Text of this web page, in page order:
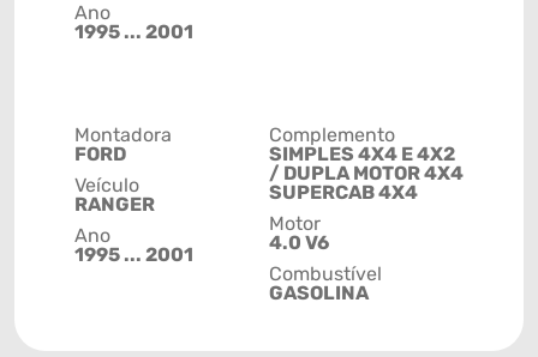
Ano
1995 ... 2001
Montadora
FORD
Veículo
RANGER
Ano
1995 ... 2001
Complemento
SIMPLES 4X4 E 4X2
/ DUPLA MOTOR 4X4
SUPERCAB 4X4
Motor
4.0 V6
Combustível
GASOLINA